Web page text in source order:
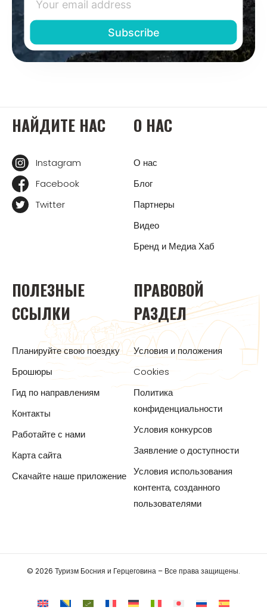
НАЙДИТЕ НАС
Instagram
Facebook
Twitter
О НАС
О нас
Блог
Партнеры
Видео
Бренд и Медиа Хаб
ПОЛЕЗНЫЕ
ССЫЛКИ
Планируйте свою поездку
Брошюры
Гид по направлениям
Контакты
Работайте с нами
Карта сайта
Скачайте наше приложение
ПРАВОВОЙ
РАЗДЕЛ
Условия и положения
Cookies
Политика
конфиденциальности
Условия конкурсов
Заявление о доступности
Условия использования
контента, созданного
пользователями
© 2026 Туризм Босния и Герцеговина – Все права защищены.